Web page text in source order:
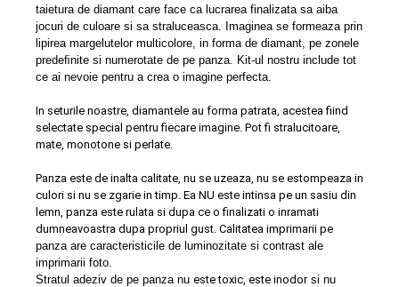
taietura de diamant care face ca lucrarea finalizata sa aiba
jocuri de culoare si sa straluceasca. Imaginea se formeaza prin
lipirea margelutelor multicolore, in forma de diamant, pe zonele
predeﬁnite si numerotate de pe panza. Kit-ul nostru include tot
ce ai nevoie pentru a crea o imagine perfecta.
In seturile noastre, diamantele au forma patrata, acestea fiind
selectate special pentru fiecare imagine. Pot fi stralucitoare,
mate, monotone si perlate.
Panza este de inalta calitate, nu se uzeaza, nu se estompeaza in
culori si nu se zgarie in timp. Ea NU este intinsa pe un sasiu din
lemn, panza este rulata si dupa ce o finalizati o inramati
dumneavoastra dupa propriul gust. Calitatea imprimarii pe
panza are caracteristicile de luminozitate si contrast ale
imprimarii foto.
Stratul adeziv de pe panza nu este toxic, este inodorsi nu